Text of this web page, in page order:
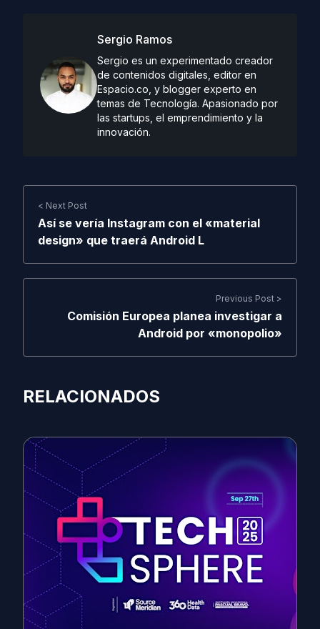
Sergio Ramos
Sergio es un experimentado creador
de contenidos digitales, editor en
Espacio.co, y blogger experto en
temas de Tecnología. Apasionado por
las startups, el emprendimiento y la
innovación.
< Next Post
Así se vería Instagram con el «material
design» que traerá Android L
Previous Post >
Comisión Europea planea investigar a
Android por «monopolio»
RELACIONADOS